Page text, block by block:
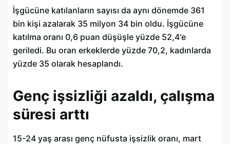
İşgücüne katılanların sayısı da aynı dönemde 361
bin kişi azalarak 35 milyon 34 bin oldu. İşgücüne
katılma oranı 0,6 puan düşüşle yüzde 52,4'e
geriledi. Bu oran erkeklerde yüzde 70,2, kadınlarda
yüzde 35 olarak hesaplandı.
Genç işsizliği azaldı, çalışma
süresi arttı
15-24 yaş arası genç nüfusta işsizlik oranı, mart